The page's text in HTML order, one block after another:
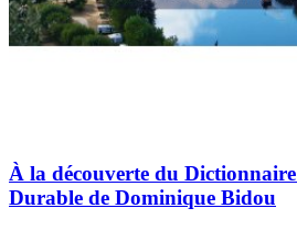
À la découverte du
Durable de Dominique Bidou